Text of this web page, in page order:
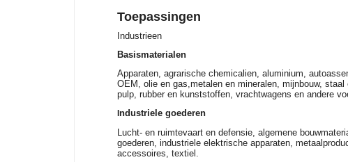
Toepassingen
Industrieen
Basismaterialen
Apparaten, agrarische chemicalien, aluminium,
OEM, olie en gas,metalen en mineralen, mijnbouw,
pulp, rubber en kunststoffen, vrachtwagens en andere
ndustriele goederen
Lucht- en ruimtevaart en defensie, algemene
goederen, industriele elektrische apparaten,
accessoires, textiel.